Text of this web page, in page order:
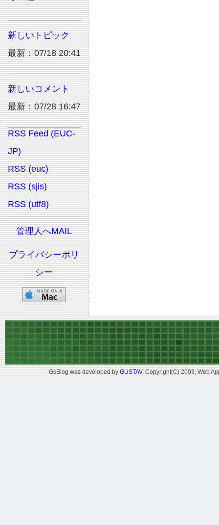
新しいトピック
最新：07/18 20:41
新しいコメント
最新：07/28 16:47
RSS Feed (EUC-
JP)
RSS (euc)
RSS (sjis)
RSS (utf8)
管理人へMAIL
プライバシーポリ
シー
GsBlog was developed byGUSTAV, Copyright(C) 2003, Web